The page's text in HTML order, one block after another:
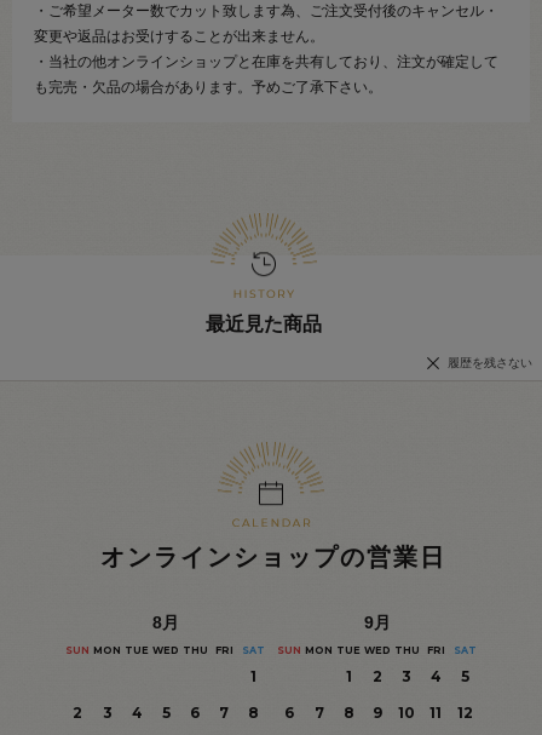
・ご希望メーター数でカット致します為、ご注文受付後のキャンセル・
変更や返品はお受けすることが出来ません。
・当社の他オンラインショップと在庫を共有しており、注文が確定して
も完売・欠品の場合があります。予めご了承下さい。
最近見た商品
履歴を残さない
オンラインショップの営業日
8月
SUN MON TUE WED THU FRI SAT
1
2
3 4 5 6 7
8
9月
SUN MON TUE WED THU FRI SAT
1 2 3 4
5
6
7 8 9 10 11
12